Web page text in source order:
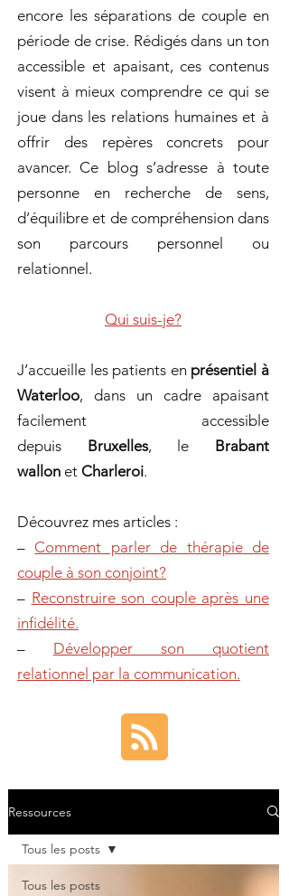
encore les séparations de couple en
période de crise. Rédigés dans un ton
accessible et apaisant, ces contenus
visent à mieux comprendre ce qui se
joue dans les relations humaines et à
offrir des repères concrets pour
avancer. Ce blog s’adresse à toute
personne en recherche de sens,
d’équilibre et de compréhension dans
son parcours personnel ou
relationnel.
Qui suis-je?
J’accueille les patients en présentiel à
Waterloo, dans un cadre apaisant
facilement accessible
depuis Bruxelles, le Brabant
wallon et Charleroi.
Découvrez mes articles :
– Comment parler de thérapie de
couple à son conjoint?
– Reconstruire son couple après une
infidélité.
– Développer son quotient
relationnel par la communication.
Ressources
Tous les posts
Tous les posts